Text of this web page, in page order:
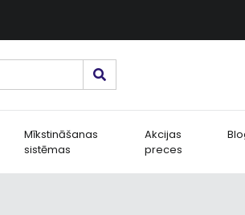
Mīkstināšanas
sistēmas
Akcijas
preces